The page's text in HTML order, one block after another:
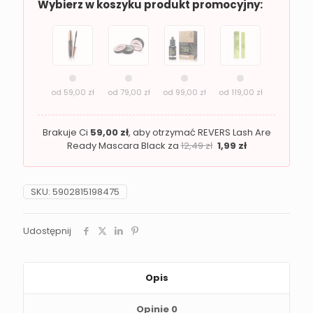
Wybierz w koszyku produkt promocyjny:
od 59,00 zł od 79,00 zł od 99,00 zł od 119,00 zł
Brakuje Ci 59,00 zł, aby otrzymać REVERS Lash Are
Ready Mascara Black za12,49zł 1,99 zł
SKU: 5902815198475
Udostępnij
Opis
Opinie 0